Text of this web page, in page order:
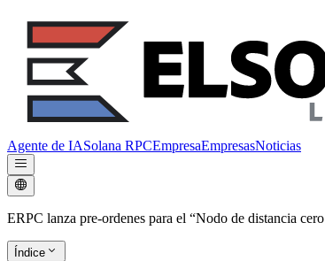
Agente de IASolana RPCEmpresaEmpresasNoticias
ERPC lanza pre-ordenes para el “Nodo de distancia
Índice